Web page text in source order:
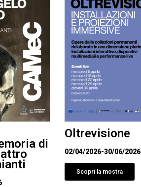
di
Oltrevisione
02/04/2026-30/06/2026
Scopri la mostra